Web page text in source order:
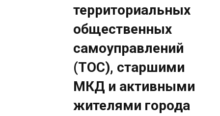
территориальных
общественных
самоуправлений
(ТОС), старшими
МКД и активными
жителями города